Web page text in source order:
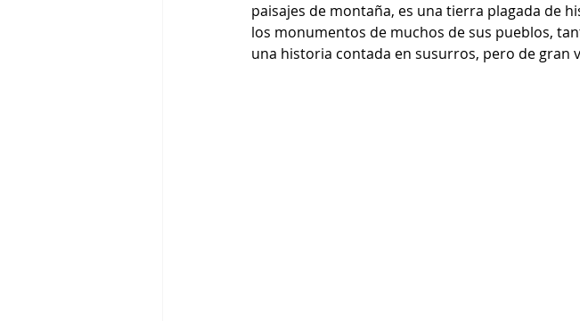
paisajes de montaña, es una tierra plagada de
los monumentos de muchos de sus pueblos,
una historia contada en susurros, pero de gran